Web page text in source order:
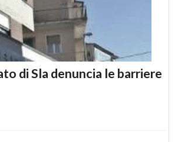
di Sla denuncia le barriere